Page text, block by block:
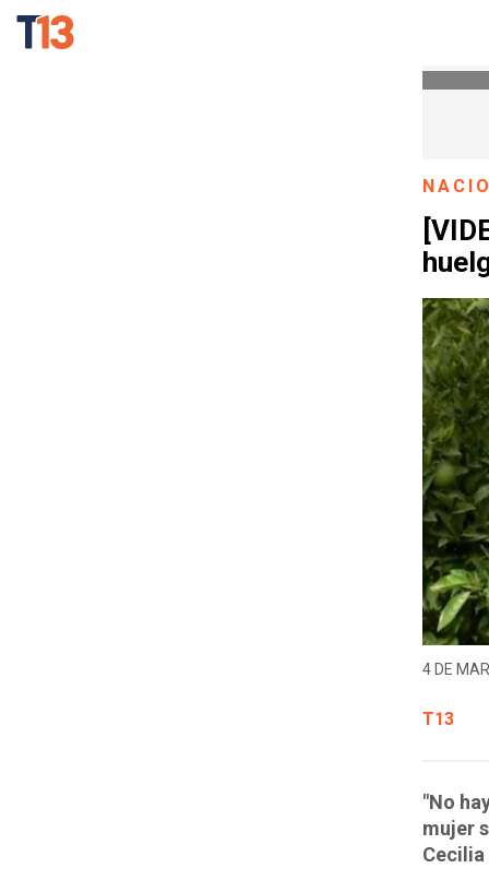
4 DE
T13
"No
mujer
Cecilia